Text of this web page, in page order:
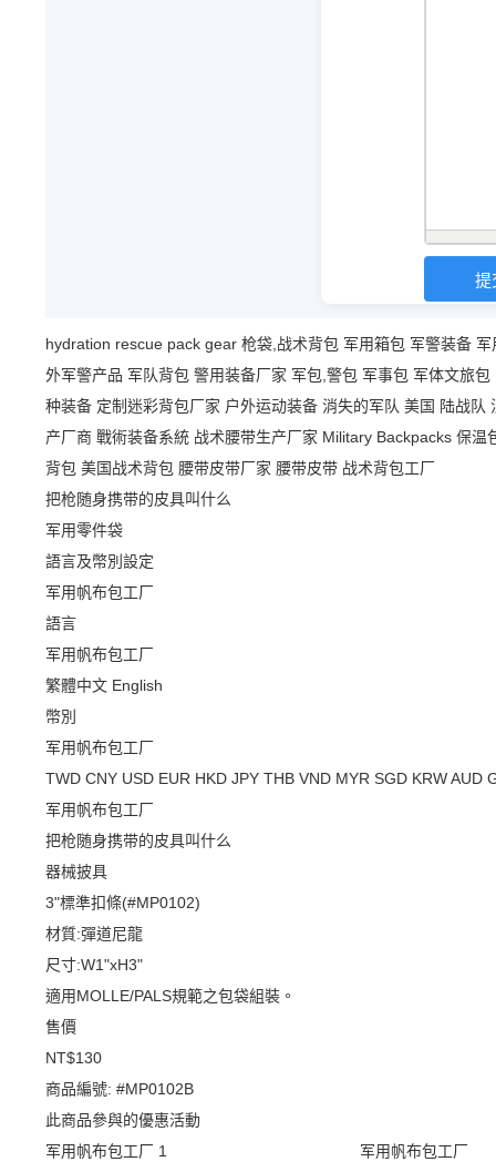
hydration rescue pack gear 枪袋,战术背包 军用箱包 军警装备 军
外军警产品 军队背包 警用装备厂家 军包,警包 军事包 军体文旅包
种装备 定制迷彩背包厂家 户外运动装备 消失的军队 美国 陆战队
产厂商 戰術装备系統 战术腰带生产厂家 Military Backpacks 保温
背包 美国战术背包 腰带皮带厂家 腰带皮带 战术背包工厂
把枪随身携带的皮具叫什么
军用零件袋
語言及幣別設定
军用帆布包工厂
語言
军用帆布包工厂
繁體中文 English
幣別
军用帆布包工厂
TWD CNY USD EUR HKD JPY THB VND MYR SGD KRWAUD
军用帆布包工厂
把枪随身携带的皮具叫什么
器械披具
3"標準扣條(#MP0102)
材質:彈道尼龍
尺寸:W1"xH3"
適用MOLLE/PALS規範之包袋組裝。
售價
NT$130
商品編號: #MP0102B
此商品參與的優惠活動
军用帆布包工厂
军用帆布包工厂